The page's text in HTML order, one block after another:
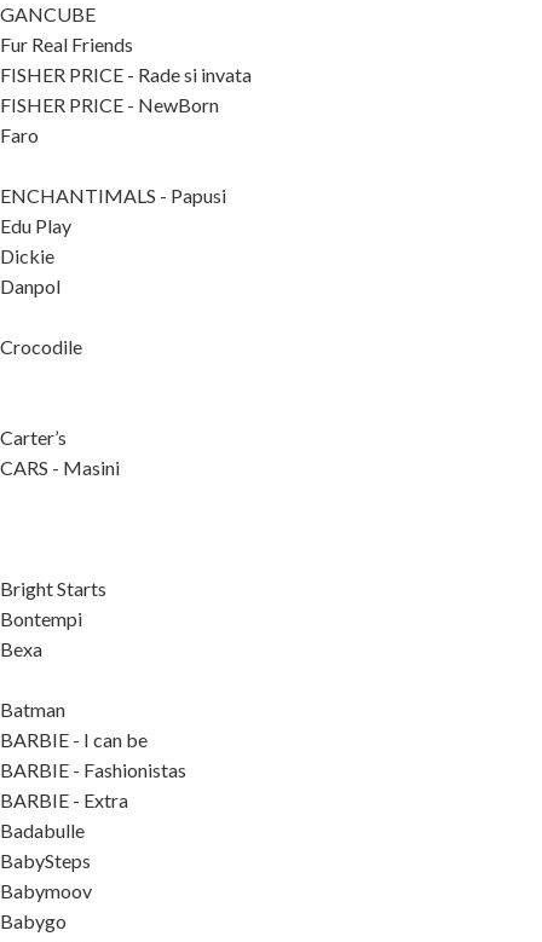
GANCUBE
Fur Real Friends
FISHER PRICE - Rade si invata
FISHER PRICE - NewBorn
Faro
ENCHANTIMALS - Papusi
Edu Play
Dickie
Danpol
Crocodile
Carter’s
CARS - Masini
Bright Starts
Bontempi
Bexa
Batman
BARBIE - I can be
BARBIE - Fashionistas
BARBIE - Extra
Badabulle
BabySteps
Babymoov
Babygo